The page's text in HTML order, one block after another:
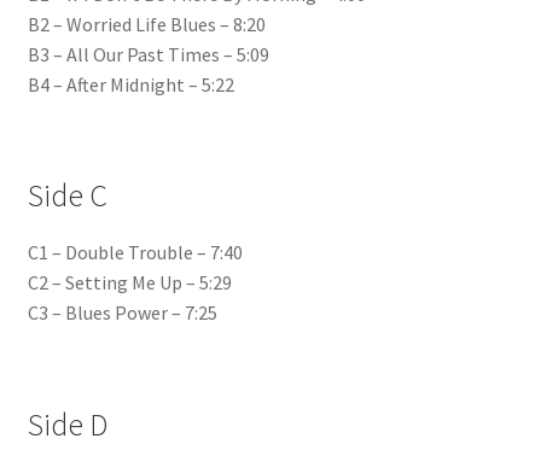
B2 – Worried Life Blues – 8:20
B3 – All Our Past Times – 5:09
B4 – After Midnight – 5:22
Side C
C1 – Double Trouble – 7:40
C2 – Setting Me Up – 5:29
C3 – Blues Power – 7:25
Side D